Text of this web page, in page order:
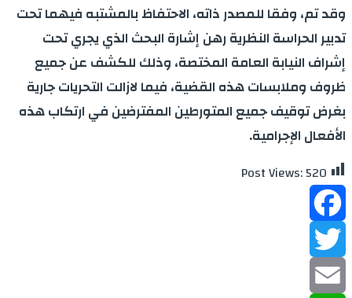
وقد تم، وفقا للمصدر ذاته، الاحتفاظ بالمشتبه فيهما تحت
تدبير الحراسة النظرية رهن إشارة البحث الذي يجري تحت
إشراف النيابة العامة المختصة، وذلك للكشف عن جميع
ظروف وملابسات هذه القضية، فيما لازالت التحريات جارية
بغرض توقيف جميع المتورطين المفترضين في ارتكاب هذه
الأفعال الإجرامية.
Post Views:520
Facebook
Twitter